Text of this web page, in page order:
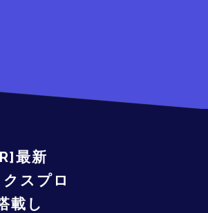
最新
スプロ
載し